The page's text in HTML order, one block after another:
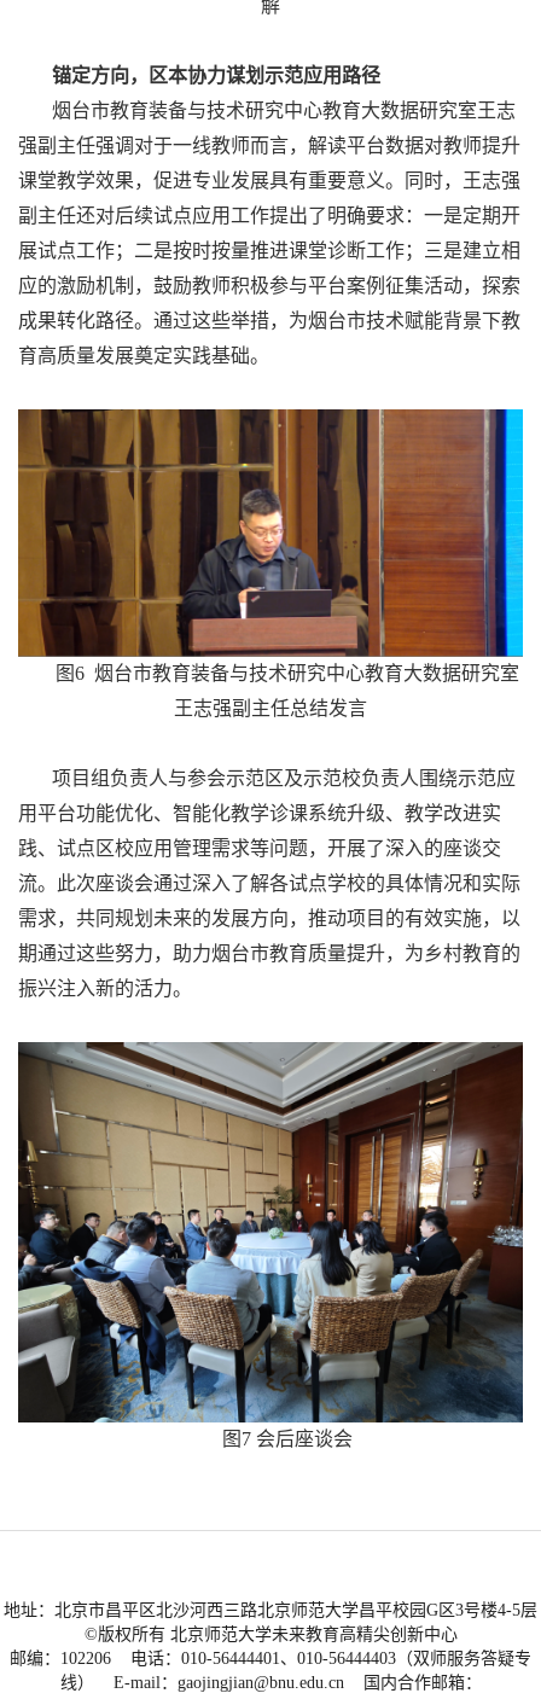
解
锚定方向，区本协力谋划示范应用路径
烟台市教育装备与技术研究中心教育大数据研究室王志
强副主任强调对于一线教师而言，解读平台数据对教师提升
课堂教学效果，促进专业发展具有重要意义。同时，王志强
副主任还对后续试点应用工作提出了明确要求：一是定期开
展试点工作；二是按时按量推进课堂诊断工作；三是建立相
应的激励机制，鼓励教师积极参与平台案例征集活动，探索
成果转化路径。通过这些举措，为烟台市技术赋能背景下教
育高质量发展奠定实践基础。
图6 烟台市教育装备与技术研究中心教育大数据研究室
王志强副主任总结发言
项目组负责人与参会示范区及示范校负责人围绕示范应
用平台功能优化、智能化教学诊课系统升级、教学改进实
践、试点区校应用管理需求等问题，开展了深入的座谈交
流。此次座谈会通过深入了解各试点学校的具体情况和实际
需求，共同规划未来的发展方向，推动项目的有效实施，以
期通过这些努力，助力烟台市教育质量提升，为乡村教育的
振兴注入新的活力。
图7 会后座谈会
地址：北京市昌平区北沙河西三路北京师范大学昌平校园G区3号楼4-5层
©版权所有 北京师范大学未来教育高精尖创新中心
邮编：102206 电话：010-56444401、010-56444403（双师服务答疑专
线） E-mail：gaojingjian@bnu.edu.cn 国内合作邮箱：